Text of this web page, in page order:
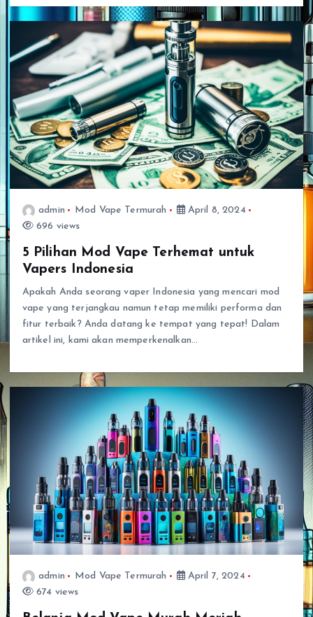
admin Mod Vape Termurah
April 8, 2024
696 views
5 Pilihan Mod Vape Terhemat untuk
Vapers Indonesia
Apakah Anda seorang vaper Indonesia yang mencari mod
vape yang terjangkau namun tetap memiliki performa dan
fitur terbaik? Anda datang ke tempat yang tepat! Dalam
artikel ini, kami akan memperkenalkan…
admin Mod Vape Termurah
April 7, 2024
674 views